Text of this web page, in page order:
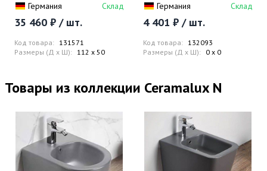
Германия Склад
35 460 ₽ / шт.
Код товара: 131571
Размеры (Д x Ш): 112 x 50
Германия Склад
4 401 ₽ / шт.
Код товара: 132093
Размеры (Д x Ш): 0 x 0
Товары из коллекции Ceramalux N